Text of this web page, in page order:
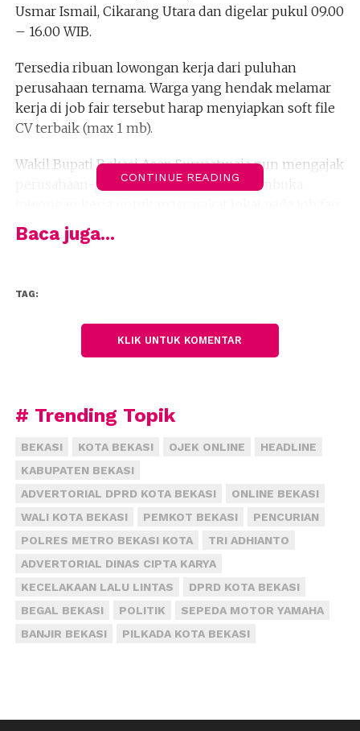
Usmar Ismail, Cikarang Utara dan digelar pukul 09.00
– 16.00 WIB.
Tersedia ribuan lowongan kerja dari puluhan
perusahaan ternama. Warga yang hendak melamar
kerja di job fair tersebut harap menyiapkan soft file
CV terbaik (max 1 mb).
Wakil Bupati Bekasi Asep Suryaatmaja pun mengajak
perusahaan-perusahaan untuk ikut membuka
tersebut.
pengangguran berkurang dari delapan persen
menjadi tiga persen.
CONTINUE READING
Baca juga...
TAG:
KLIK UNTUK KOMENTAR
# Trending Topik
BEKASI KOTA BEKASI OJEK ONLINE
HEADLINE
KABUPATEN BEKASI
ADVERTORIAL DPRD KOTA BEKASI
ONLINE BEKASI
WALI KOTA BEKASI
PEMKOT BEKASI
PENCURIAN
POLRES METRO BEKASI KOTA
TRI ADHIANTO
ADVERTORIAL DINAS CIPTA KARYA
KECELAKAAN LALU LINTAS
DPRD KOTA BEKASI
BEGAL BEKASI
POLITIK
SEPEDA MOTOR YAMAHA
BANJIR BEKASI
PILKADA KOTA BEKASI